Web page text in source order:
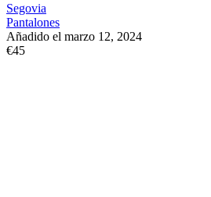
Segovia
Pantalones
Añadido el marzo 12, 2024
€45